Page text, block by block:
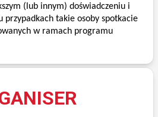
(lub innym) doświadczeniu i
przypadkach takie osoby spotkacie